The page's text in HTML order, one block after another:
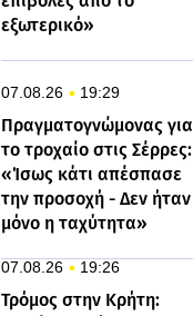
εξωτερικό»
07.08.26 19:29
Πραγματογνώμονας για
το τροχαίο στις Σέρρες:
«Ίσως κάτι απέσπασε
την προσοχή - Δεν ήταν
μόνο η ταχύτητα»
07.08.26 19:26
Τρόμος στην Κρήτη: